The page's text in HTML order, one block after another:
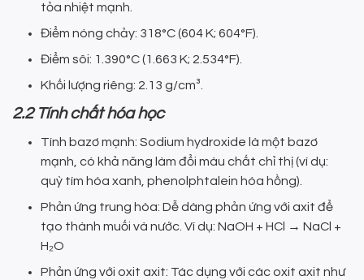
tỏa nhiệt mạnh.
Điểm nóng chảy: 318°C (604 K; 604°F).
Điểm sôi: 1.390°C (1.663 K; 2.534°F).
Khối lượng riêng: 2.13 g/cm³.
2.2 Tính chất hóa học
Tính bazơ mạnh: Sodium hydroxide là một bazơ
mạnh, có khả năng làm đổi màu chất chỉ thị (ví dụ:
quỳ tím hóa xanh, phenolphtalein hóa hồng).
Phản ứng trung hòa: Dễ dàng phản ứng với axit để
tạo thành muối và nước. Ví dụ: NaOH + HCl → NaCl +
H₂O
Phản ứng với oxit axit: Tác dụng với các oxit axit như